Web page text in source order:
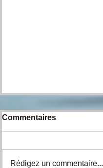
Commentaires
Rédigez un commentaire...